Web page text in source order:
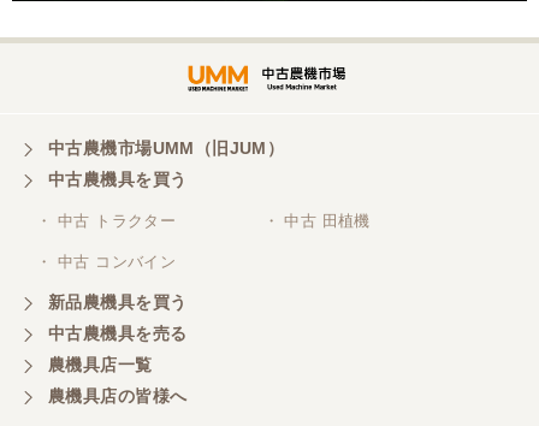
対応も、よくしてくれました、有難うございまし
三重県／山本
対応ありがとうございました。
三重県／山本
共立シュレッターを受け取りました。 状態は問題な
く、エンジンも調子がよさそうです。 ありがとうご
ざいました。
中古農機市場UMM（旧JUM）
中古農機具を買う
・ 中古 トラクター ・ 中古 田植機
・ 中古 コンバイン
新品農機具を買う
中古農機具を売る
農機具店一覧
農機具店の皆様へ